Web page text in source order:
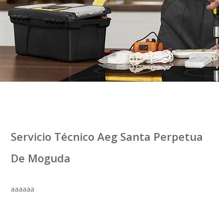
Servicio Técnico Aeg Santa Perpetua
De Moguda
aaaaaa